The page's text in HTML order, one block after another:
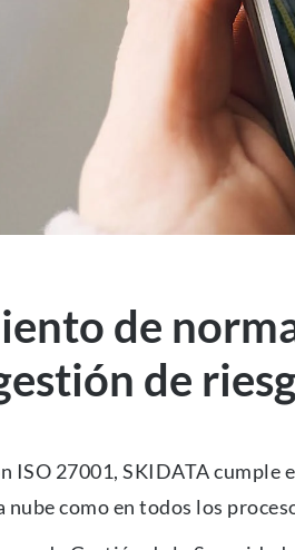
de
de
ISO 27001, SKIDATA cumple
nube como en todos los